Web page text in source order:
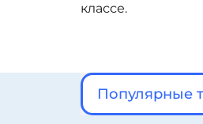
классе.
Популярные